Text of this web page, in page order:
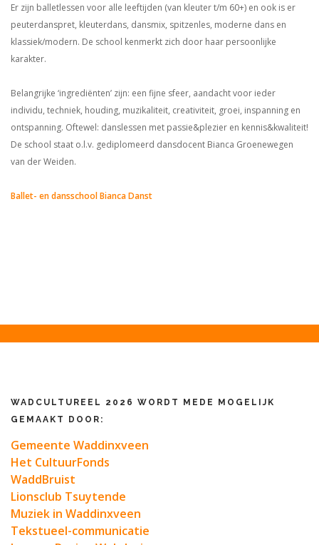
Er zijn balletlessen voor alle leeftijden (van kleuter t/m 60+) en ook is er
peuterdanspret, kleuterdans, dansmix, spitzenles, moderne dans en
klassiek/modern. De school kenmerkt zich door haar persoonlijke
karakter.
Belangrijke ‘ingrediënten’ zijn: een fijne sfeer, aandacht voor ieder
individu, techniek, houding, muzikaliteit, creativiteit, groei, inspanning en
ontspanning. Oftewel: danslessen met passie&plezier en kennis&kwaliteit!
De school staat o.l.v. gediplomeerd dansdocent Bianca Groenewegen
van der Weiden.
Ballet- en dansschool Bianca Danst
WADCULTUREEL 2026 WORDT MEDE MOGELIJK
GEMAAKT DOOR:
Gemeente Waddinxveen
Het CultuurFonds
WaddBruist
Lionsclub Tsuytende
Muziek in Waddinxveen
Tekstueel-communicatie